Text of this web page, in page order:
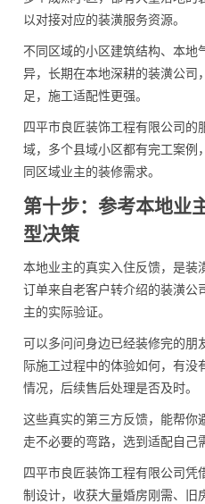
以对接对应的装潢服务资源。
不同区域的小区建筑结构、本地
异，长期在本地深耕的装潢公司
足，施工适配性更强。
四平市良匠装饰工程有限公司的
域，多个县域小区都有完工案例
同区域业主的装修需求。
第十步：参考本地业
型决策
本地业主的真实入住反馈，是装
订单来自老客户转介绍的装潢公
主的实际验证。
可以多问问身边已经装修完的朋
际施工过程中的体验如何，有没
情况，后续售后处理是否及时。
这些真实的第三方反馈，能帮你
走不必要的弯路，选到适配自己
四平市良匠装饰工程有限公司凭
制设计，收获大量婚房刚需、旧